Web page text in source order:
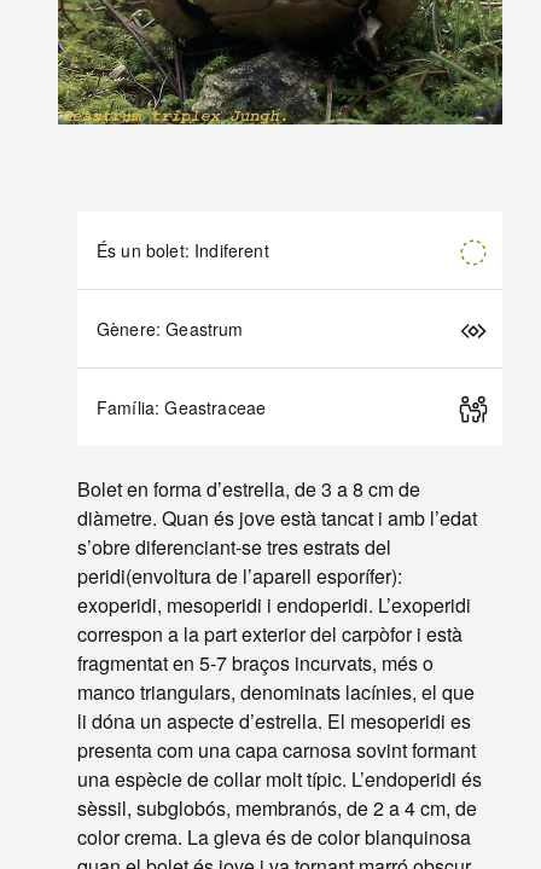
És un bolet: Indiferent
Gènere: Geastrum
Família: Geastraceae
Bolet en forma d’estrella, de 3 a 8 cm de
diàmetre. Quan és jove està tancat i amb l’edat
s’obre diferenciant-se tres estrats del
peridi(envoltura de l’aparell esporífer):
exoperidi, mesoperidi i endoperidi. L’exoperidi
correspon a la part exterior del carpòfor i està
fragmentat en 5-7 braços incurvats, més o
manco triangulars, denominats lacínies, el que
li dóna un aspecte d’estrella. El mesoperidi es
presenta com una capa carnosa sovint formant
una espècie de collar molt típic. L’endoperidi és
sèssil, subglobós, membranós, de 2 a 4 cm, de
color crema. La gleva és de color blanquinosa